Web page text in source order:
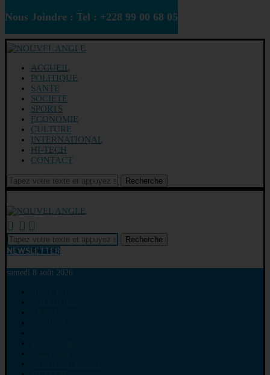
Nous Joindre : Tel : +228 99 00 68 05
ACCUEIL
POLITIQUE
SANTE
SOCIETE
SPORTS
ECONOMIE
CULTURE
INTERNATIONAL
HI-TECH
CONTACT
Recherche
Recherche
NEWSLETTER
samedi 8 août 2026